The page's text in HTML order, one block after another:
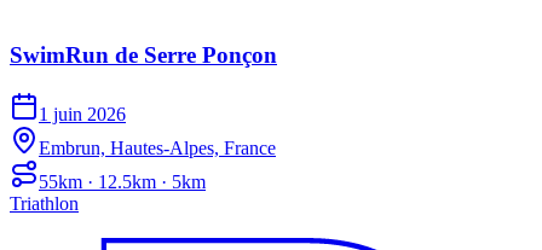
SwimRun de Serre Ponçon
1 juin 2026
Embrun, Hautes-Alpes, France
55km · 12.5km · 5km
Triathlon